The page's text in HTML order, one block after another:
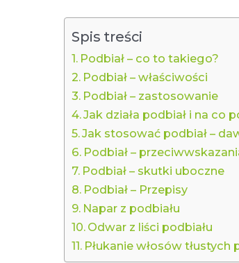
Spis treści
Podbiał – co to takiego?
Podbiał – właściwości
Podbiał – zastosowanie
Jak działa podbiał i na co
Jak stosować podbiał –
Podbiał –
Podbiał – skutki uboczne
Podbiał – Przepisy
Napar z podbiału
Odwar z liści podbiału
Płukanie włosów tłustych